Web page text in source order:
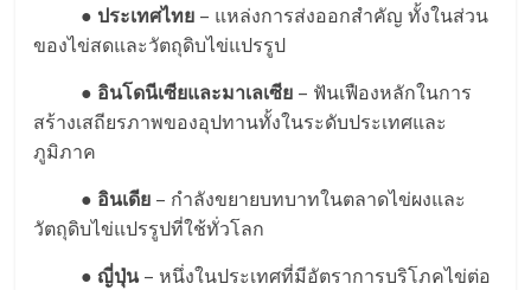
● ประเทศไทย – แหล่งการส่งออกสำคัญ ทั้งในส่วน
ของไข่สดและวัตถุดิบไข่แปรรูป
● อินโดนีเซียและมาเลเซีย – ฟันเฟืองหลักในการ
สร้างเสถียรภาพของอุปทานทั้งในระดับประเทศและ
ภูมิภาค
● อินเดีย – กำลังขยายบทบาทในตลาดไข่ผงและ
วัตถุดิบไข่แปรรูปที่ใช้ทั่วโลก
● ญี่ปุ่น– หนึ่งในประเทศที่มีอัตราการบริโภคไข่ต่อ